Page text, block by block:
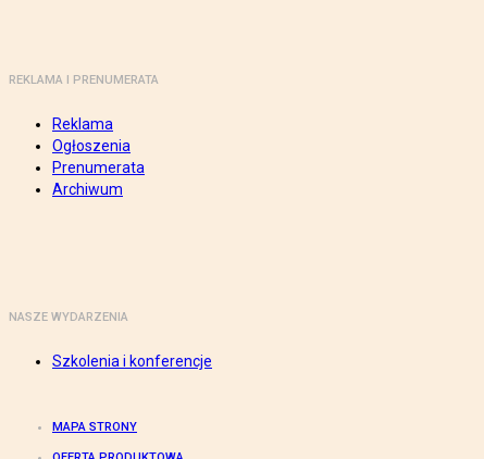
REKLAMA I PRENUMERATA
Reklama
Ogłoszenia
Prenumerata
Archiwum
NASZE WYDARZENIA
Szkolenia i konferencje
MAPA STRONY